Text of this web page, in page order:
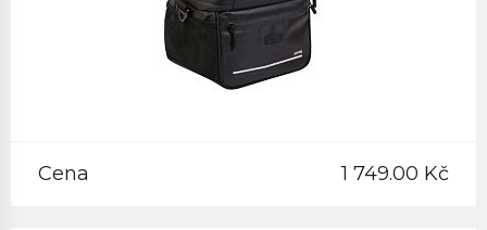
Cena 1 749.00 Kč